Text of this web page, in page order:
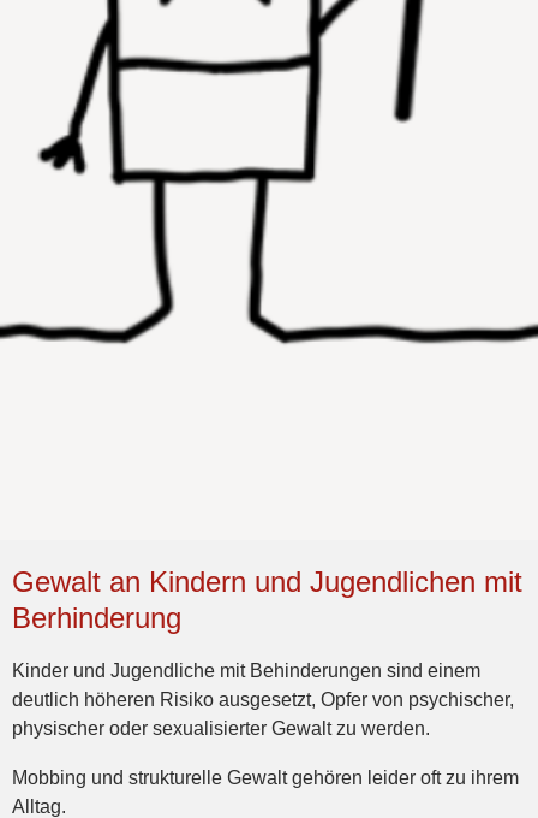
Gewalt an Kindern und Jugendlichen mit
Berhinderung
Kinder und Jugendliche mit Behinderungen sind einem
deutlich höheren Risiko ausgesetzt, Opfer von psychischer,
physischer oder sexualisierter Gewalt zu werden.
Mobbing und strukturelle Gewalt gehören leider oft zu ihrem
Alltag.